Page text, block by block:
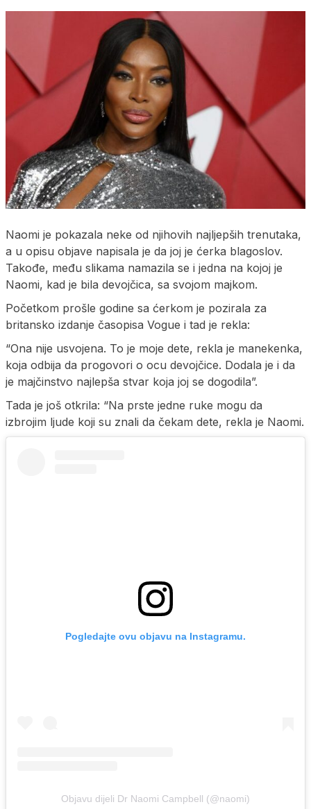
Naomi je pokazala neke od njihovih najljepših trenutaka,
a u opisu objave napisala je da joj je ćerka blagoslov.
Takođe, među slikama namazila se i jedna na kojoj je
Naomi, kad je bila devojčica, sa svojom majkom.
Početkom prošle godine sa ćerkom je pozirala za
britansko izdanje časopisa Vogue i tad je rekla:
“Ona nije usvojena. To je moje dete, rekla je manekenka,
koja odbija da progovori o ocu devojčice. Dodala je i da
je majčinstvo najlepša stvar koja joj se dogodila”.
Tada je još otkrila: “Na prste jedne ruke mogu da
izbrojim ljude koji su znali da čekam dete, rekla je Naomi.
Pogledajte ovu objavu na Instagramu.
Objavu dijeli Dr Naomi Campbell (@naomi)